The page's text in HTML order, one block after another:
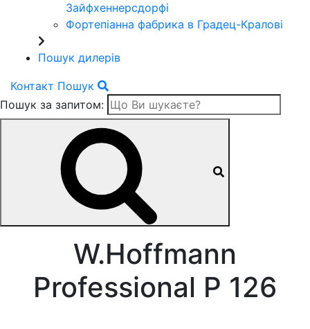
Зайфхеннерсдорфi
Фортепіанна фабрика в Градец-Краловi
Пошук дилерів
Контакт Пошук
Пошук за запитом:
W.Hoffmann
Professional P 126